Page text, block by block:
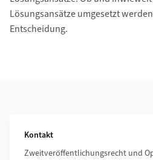
Lösungsansätze umgesetzt
Entscheidung.
Kontakt
Zweitveröffentlichungsrecht und